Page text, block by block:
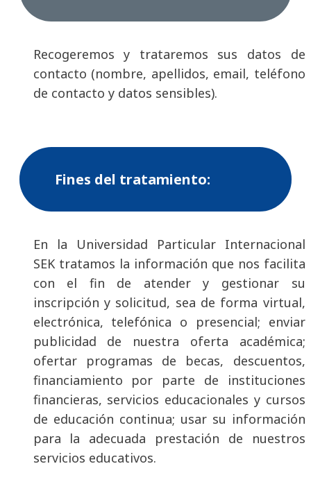
Recogeremos y trataremos sus datos de
contacto (nombre, apellidos, email, teléfono
de contacto y datos sensibles).
Fines del tratamiento:
En la Universidad Particular Internacional
SEK tratamos la información que nos facilita
con el fin de atender y gestionar su
inscripción y solicitud, sea de forma virtual,
electrónica, telefónica o presencial; enviar
publicidad de nuestra oferta académica;
ofertar programas de becas, descuentos,
financiamiento por parte de instituciones
financieras, servicios educacionales y cursos
de educación continua; usar su información
para la adecuada prestación de nuestros
servicios educativos.